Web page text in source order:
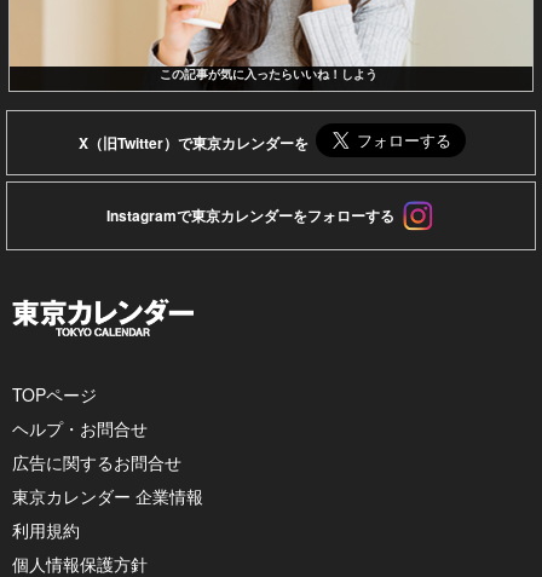
この記事が気に入ったらいいね！しよう
X（旧Twitter）で東京カレンダーを
Instagramで東京カレンダーをフォローする
TOPページ
ヘルプ・お問合せ
広告に関するお問合せ
東京カレンダー 企業情報
利用規約
個人情報保護方針